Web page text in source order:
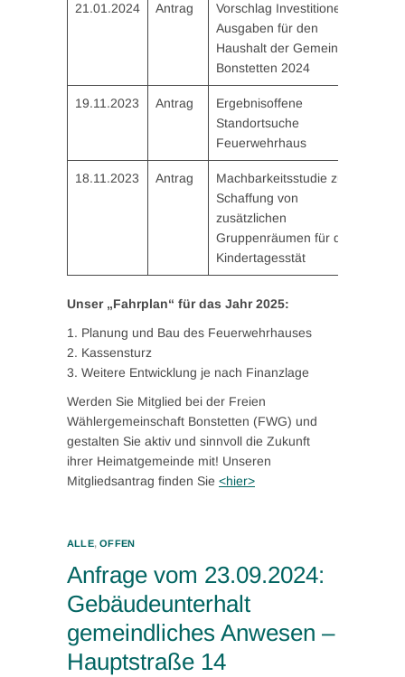
21.01.2024 Antrag
Vorschlag Investitionen /
Ausgaben für den
Haushalt der Gemeinde
Bonstetten 2024
19.11.2023 Antrag
Ergebnisoffene
Standortsuche
Feuerwehrhaus
18.11.2023 Antrag
Machbarkeitsstudie zur
Schaffung von
zusätzlichen
Gruppenräumen für die
Kindertagesstät
Unser „Fahrplan“ für das Jahr 2025:
1. Planung und Bau des Feuerwehrhauses
2. Kassensturz
3. Weitere Entwicklung je nach Finanzlage
Werden Sie Mitglied bei der Freien
Wählergemeinschaft Bonstetten (FWG) und
gestalten Sie aktiv und sinnvoll die Zukunft
ihrer Heimatgemeinde mit! Unseren
Mitgliedsantrag finden Sie <hier>
ALLE,OFFEN
Anfrage vom 23.09.2024:
Gebäudeunterhalt
gemeindliches Anwesen –
Hauptstraße 14